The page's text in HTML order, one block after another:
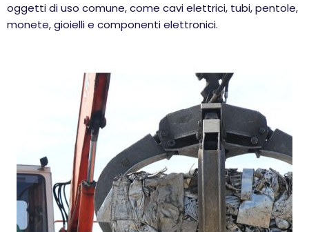
oggetti di uso comune, come cavi elettrici, tubi, pentole,
monete, gioielli e componenti elettronici.